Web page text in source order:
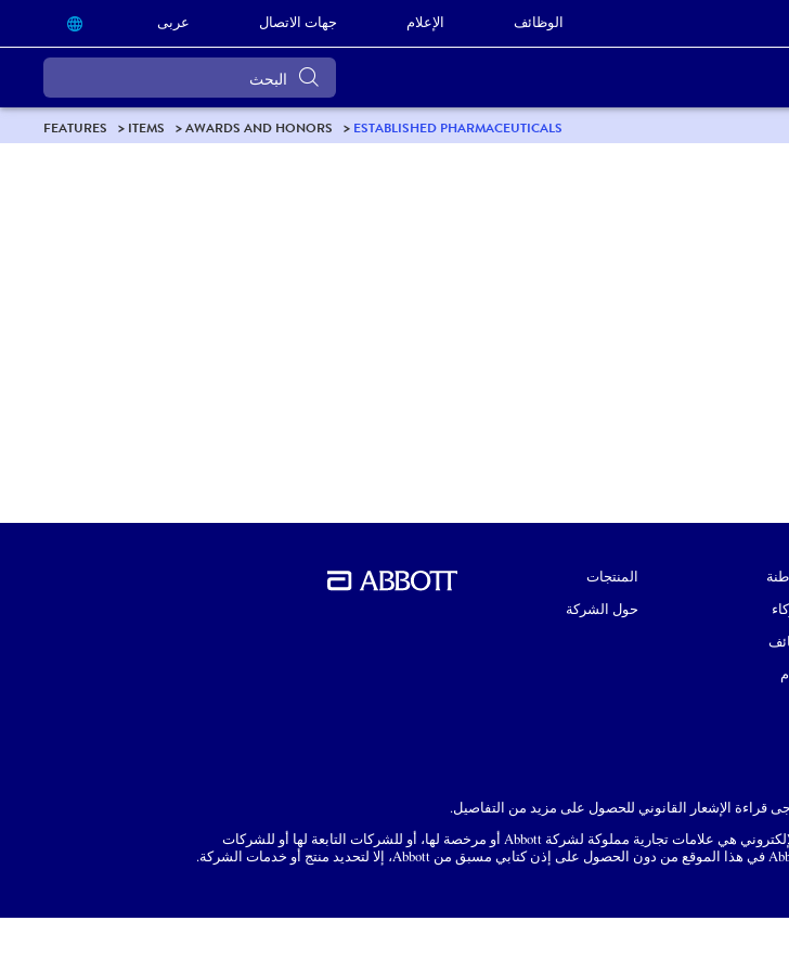
الوظائف الإعلام جهات الاتصال عربى
FEATURES ITEMS AWARDS AND HONORS ESTABLISHED PHARMACEUTICALS
المنتجات
حول الشركة
ما لم يذكر خلاف ذلك، إن كل أسماء المنتجات والخدمات التي تظهر في هذا الموقع الإلكتروني هي علامات تجارية مملوكة لشركة Abbott أو مرخصة لها، أو للشركات التابعة لها أو للشركات